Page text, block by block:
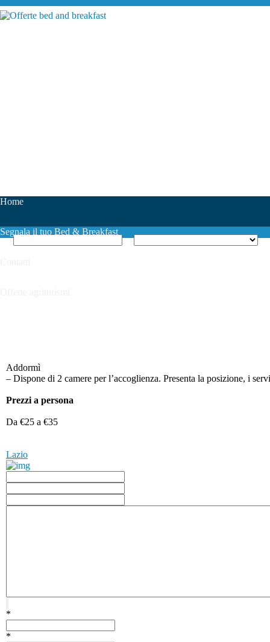
Home
Segnala il tuo Bed & Breakfast
Addormì
– Dispone di 2 camere per l’accoglienza. Presenta la posizione, i
Prezzi a persona
Da €25 a €35
Lazio
*
*